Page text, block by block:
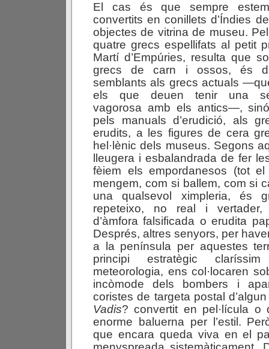
El cas és que sempre
convertits en conillets d’Índies
objectes de vitrina de museu.
quatre grecs espellifats al petit
Martí d’Empúries, resulta que
grecs de carn i ossos, és
semblants als grecs actuals
els que deuen tenir una
vagorosa amb els antics—,
pels manuals d’erudició, als
erudits, a les figures de cera
hel·lènic dels museus. Segons
lleugera i esbalandrada de fer
fèiem els empordanesos (tot
mengem, com si ballem, com si
una qualsevol ximpleria, és
repeteixo, no real i
d’àmfora falsificada o erudita
Després, altres senyors, per
a la península per aquestes
principi estratègic
meteorologia, ens col·locaren
incòmode dels bombers i
coristes de targeta postal
Vadis? convertit en pel·lícula o
enorme baluerna per l’estil.
que encara queda viva en el